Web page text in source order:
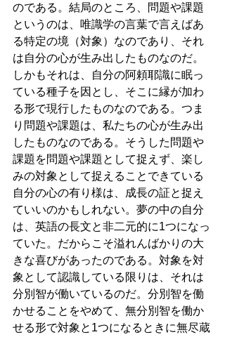
のである。結局のところ、問題や課題
というのは、唯識学の言葉で言えばあ
る特定の境（対象）なのであり、それ
は自分の心が生み出したものなのだ。
しかもそれは、自分の阿頼耶識に眠っ
ている種子を因とし、そこに縁が加わ
る形で現行したものなのである。つま
り問題や課題は、私たちの心が生み出
したものなのである。そうした問題や
課題を問題や課題として捉えず、楽し
みの対象として捉えることできている
自分の心の有り様は、成長の証と捉え
ていいのかもしれない。夢の中の自分
は、英語の長文と非二元的に1つになっ
ていた。だからこそ溢れんばかりの大
きな喜びがあったのである。対象を対
象として認識している限りは、それは
分別智が働いているのだ。分別智を働
かせることをやめて、無分別智を働か
せる形で対象と1つになるときに無尽蔵